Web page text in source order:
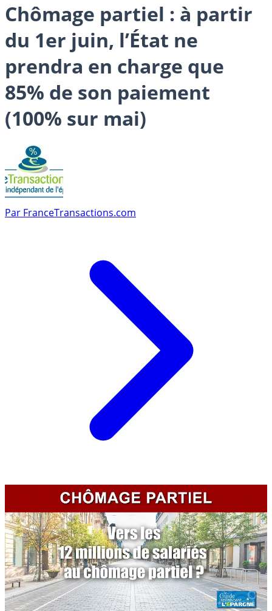
Chômage partiel : à partir
du 1er juin, l’État ne
prendra en charge que
85% de son paiement
(100% sur mai)
Par FranceTransactions.com